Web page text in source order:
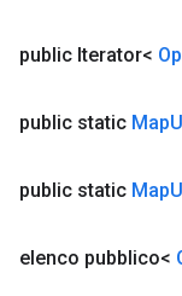
public Iterator<
public static Map
public static Map
elenco pubblico<